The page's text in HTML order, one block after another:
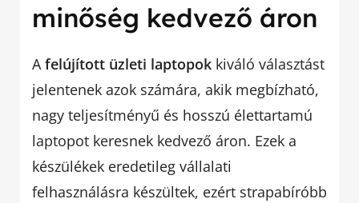
minőség kedvező áron
Afelújított üzleti laptopok kiváló választást
jelentenek azok számára, akik megbízható,
nagy teljesítményű és hosszú élettartamú
laptopot keresnek kedvező áron. Ezek a
készülékek eredetileg vállalati
felhasználásra készültek, ezért strapabíróbb